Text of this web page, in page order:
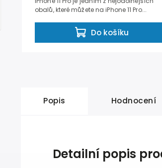
Do košíku
obalů, které můžete na iPhone 11 Pro...
Popis Hodnocení
Detailní popis